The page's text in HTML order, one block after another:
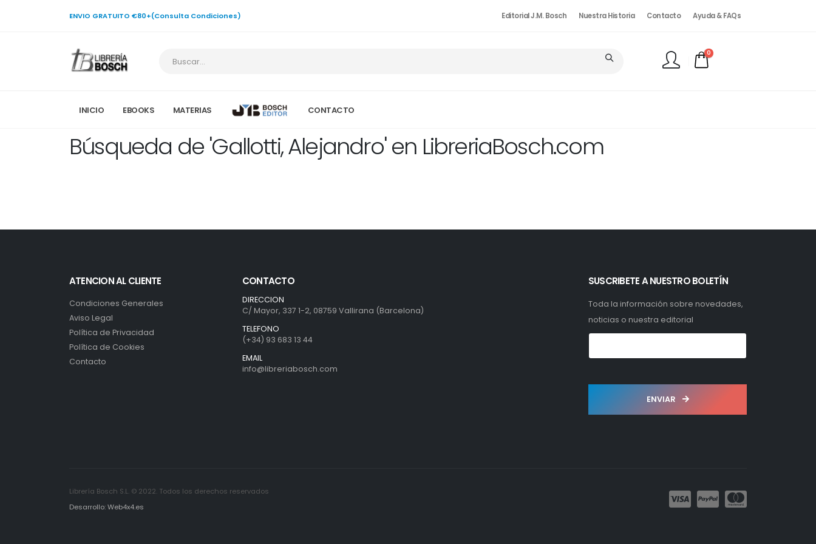
ENVIO GRATUITO €80+(Consulta Condiciones) Editorial J.M. Bosch Nuestra Historia Contacto Ayuda & FAQs
0
INICIO EBOOKS MATERIAS CONTACTO
Búsqueda de 'Gallotti, Alejandro' en LibreriaBosch.com
ATENCION AL CLIENTE
Condiciones Generales
Aviso Legal
Política de Privacidad
Política de Cookies
Contacto
CONTACTO
DIRECCION
C/ Mayor, 337 1-2, 08759 Vallirana (Barcelona)
TELEFONO
(+34) 93 683 13 44
EMAIL
info@libreriabosch.com
SUSCRIBETE A NUESTRO BOLETÍN
Toda la información sobre novedades,
noticias o nuestra editorial
ENVIAR
Librería Bosch S.L. © 2022. Todos los derechos reservados
Desarrollo: Web4x4.es